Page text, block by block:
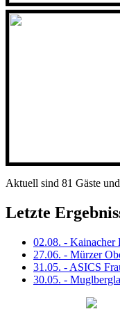
Aktuell sind 81 Gäste
Letzte
02.08. - Kainacher
27.06. - Mürzer
31.05. - ASICS
30.05. -